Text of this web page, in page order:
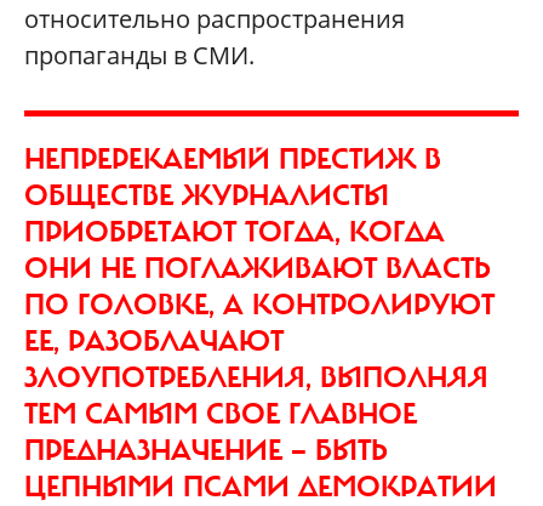
относительно распространения
пропаганды в СМИ.
НЕПРЕРЕКАЕМЫЙ ПРЕСТИЖ В
ОБЩЕСТВЕ ЖУРНАЛИСТЫ
ПРИОБРЕТАЮТ ТОГДА, КОГДА
ОНИ НЕ ПОГЛАЖИВАЮТ ВЛАСТЬ
ПО ГОЛОВКЕ, А КОНТРОЛИРУЮТ
ЕЕ, РАЗОБЛАЧАЮТ
ЗЛОУПОТРЕБЛЕНИЯ, ВЫПОЛНЯЯ
ТЕМ САМЫМ СВОЕ ГЛАВНОЕ
ПРЕДНАЗНАЧЕНИЕ — БЫТЬ
ЦЕПНЫМИ ПСАМИ ДЕМОКРАТИИ